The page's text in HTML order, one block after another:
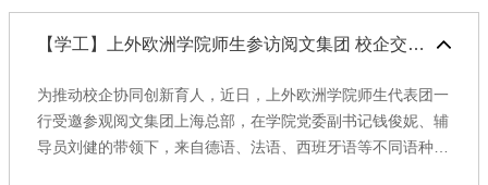
【学工】上外欧洲学院师生参访阅文集团 校企交流共探文化出海新机遇
为推动校企协同创新育人，近日，上外欧洲学院师生代表团一
行受邀参观阅文集团上海总部，在学院党委副书记钱俊妮、辅
导员刘健的带领下，来自德语、法语、西班牙语等不同语种的